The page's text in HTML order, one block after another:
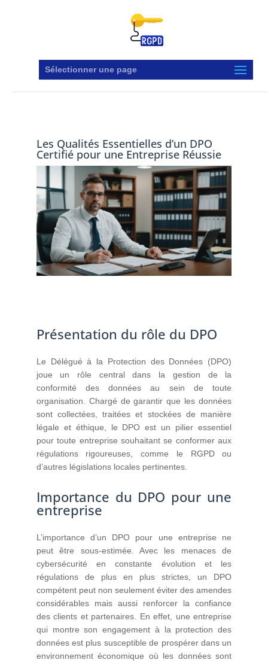
Sélectionner une page
Les Qualités Essentielles d’un DPO
Certifié pour une Entreprise Réussie
Présentation du rôle du DPO
Le Délégué à la Protection des Données (DPO)
joue un rôle central dans la gestion de la
conformité des données au sein de toute
organisation. Chargé de garantir que les données
sont collectées, traitées et stockées de manière
légale et éthique, le DPO est un pilier essentiel
pour toute entreprise souhaitant se conformer aux
régulations rigoureuses, comme le RGPD ou
d’autres législations locales pertinentes.
Importance du DPO pour une
entreprise
L’importance d’un DPO pour une entreprise ne
peut être sous-estimée. Avec les menaces de
cybersécurité en constante évolution et les
régulations de plus en plus strictes, un DPO
compétent peut non seulement éviter des amendes
considérables mais aussi renforcer la confiance
des clients et partenaires. En effet, une entreprise
qui montre son engagement à la protection des
données est plus susceptible de prospérer dans un
environnement économique où les données sont